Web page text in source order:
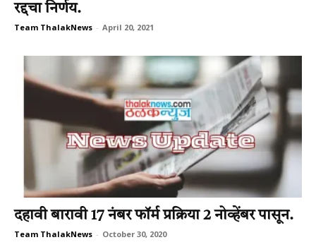
रद्दचा निर्णय.
Team ThalakNews - April 20, 2021
दहावी बारावी 17 नंबर फॉर्म प्रक्रिया 2 नोव्हेंबर पासून.
Team ThalakNews - October 30, 2020